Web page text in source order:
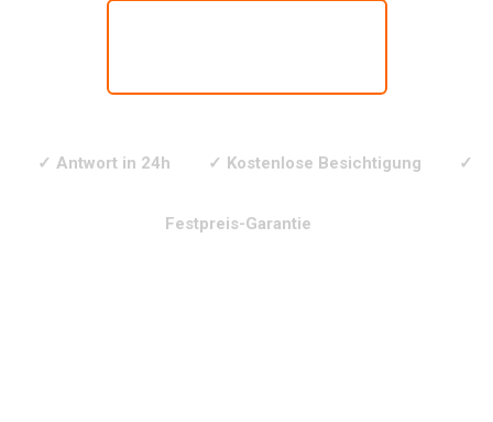
✓ Antwort in 24h ✓ Kostenlose Besichtigung ✓
Festpreis-Garantie